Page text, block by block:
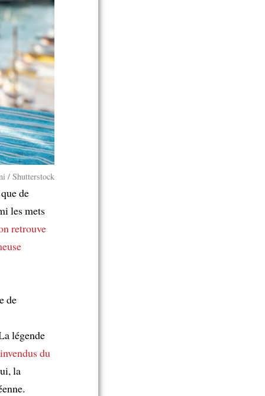
/ Shutterstock
de
les mets
retrouve
de
légende
du
la